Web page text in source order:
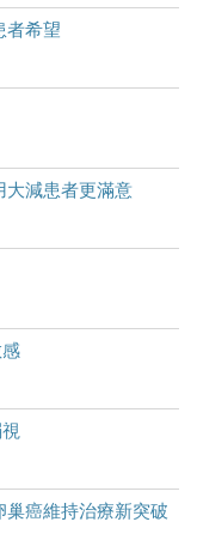
者希望
大減患者更滿意
癌維持治療新突破